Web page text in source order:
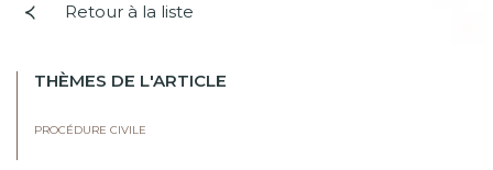
Retour à la liste
THÈMES DE L'ARTICLE
PROCÉDURE CIVILE